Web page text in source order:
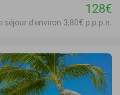
128€
séjour d'environ 3,80€ p.p.p.n.